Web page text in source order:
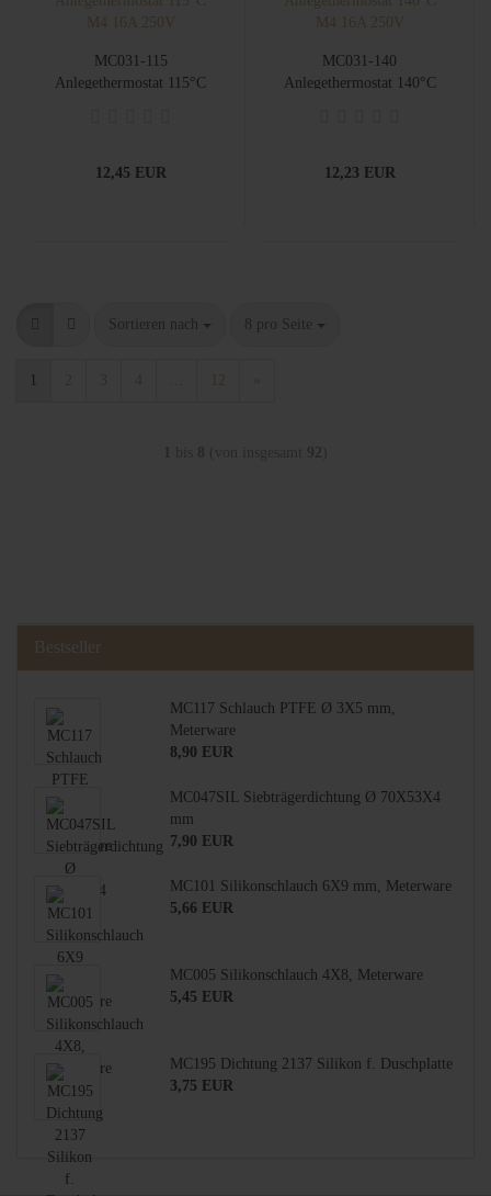
MC031-115
Anlegethermostat 115°C
12,45 EUR
MC031-140
Anlegethermostat 140°C
12,23 EUR
Sortieren nach 8 pro Seite
2 4 12 »
Bestseller
MC117 Schlauch PTFE Ø 3X5 mm,
Meterware
8,90 EUR
MC047SIL Siebträgerdichtung Ø 70X53X4
mm
7,90 EUR
MC101 Silikonschlauch 6X9 mm, Meterware
5,66 EUR
MC005 Silikonschlauch 4X8, Meterware
5,45 EUR
MC195 Dichtung 2137 Silikon f. Duschplatte
3,75 EUR